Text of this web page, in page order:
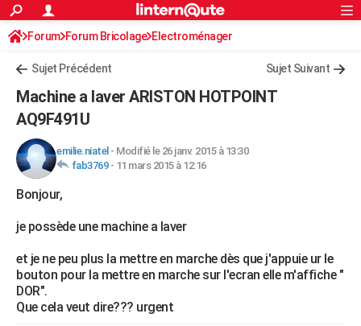
ACTUALITÉS
Politique
Société
Faits Divers
Education
Monde
Villes
+
Programme TV
TNTStreaming
Cinéma
Sorties cinéma
Musique
FINANCE
Retraite
Impôts
Epargne
Immobilier
Risques naturels par ville
Banque
Assurance
Crédit
AUTO
Essais
Réserver un essai
Citadines
Berlines
SUV
Forum auto
HIGH-TECH
Guides de France
Escapades
Patrimoine
Expositions
Musées
Week-end nature
+LIFESTYLE
Art de vivre
Bien-être
Loisirs
Mode
Modes de vie
SANTE
S'inscrire
Connexion
Forum Forum Bricolage Electroménager
Sujet Précédent Sujet Suivant
Machine a laver ARISTON HOTPOINT
AQ9F491U
emilie.niatel - Modifié le 26 janv. 2015 à 13:30
fab3769- 11 mars 2015 à 12:16
Bonjour,
je possède une machine a laver
et je ne peu plus la mettre en marche dès que j'appuie ur le
bouton pour la mettre en marche sur l'ecran elle m'affiche "
DOR".
Que cela veut dire??? urgent